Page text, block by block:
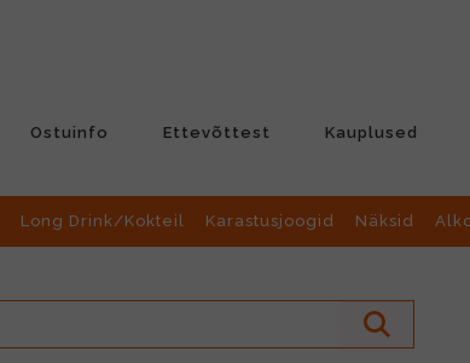
Ostuinfo Ettevõttest Kauplused
Long Drink/Kokteil Karastusjoogid Näksid